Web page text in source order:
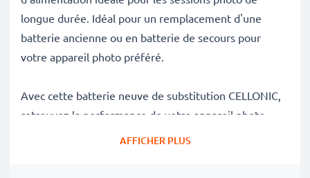
longue durée. Idéal pour un remplacement d'une
batterie ancienne ou en batterie de secours pour
votre appareil photo préféré.
Avec cette batterie neuve de substitution CELLONIC,
retrouvez la performance de votre appareil photo
comme au jour de son achat.
AFFICHER PLUS